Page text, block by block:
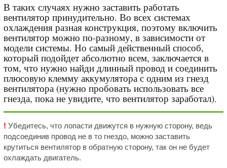
В таких случаях нужно заставить работать
вентилятор принудительно. Во всех системах
охлаждения разная конструкция, поэтому включить
вентилятор можно по-разному, в зависимости от
модели системы. Но самый действенный способ,
который подойдет абсолютно всем, заключается в
том, что нужно найди длинный провод и соединить
плюсовую клемму аккумулятора с одним из гнезд
вентилятора (нужно пробовать использовать все
гнезда, пока не увидите, что вентилятор заработал).
! Убедитесь, что лопасти движутся в нужную сторону, ведь
подсоединив провод не в то гнездо, можно заставить
крутиться вентилятор в обратную сторону, так он не будет
охлаждать двигатель.